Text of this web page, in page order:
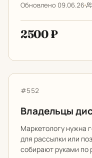
Обновлено 09.06.26
2500 ₽
Владельцы
Артикул:
#552
Владельцы
Маркетологу нужна
для рассылки или
собирают руками по